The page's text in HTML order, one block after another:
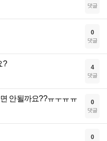
댓글
0
댓글
? 4
댓글
안될까요??ㅠㅜㅠㅠ 0
댓글
0